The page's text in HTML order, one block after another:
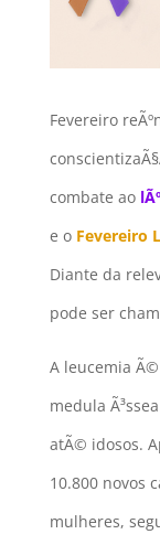
Fevereiro
combate ao
e o Fevereiro
Diante da
pode ser
A leucemia
medula
atÃ© idosos.
10.800 novos
mulheres,